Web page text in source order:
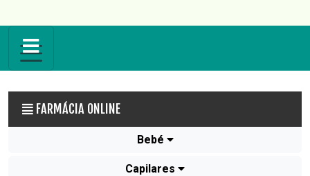
FARMÁCIA ONLINE
Bebé
Capilares